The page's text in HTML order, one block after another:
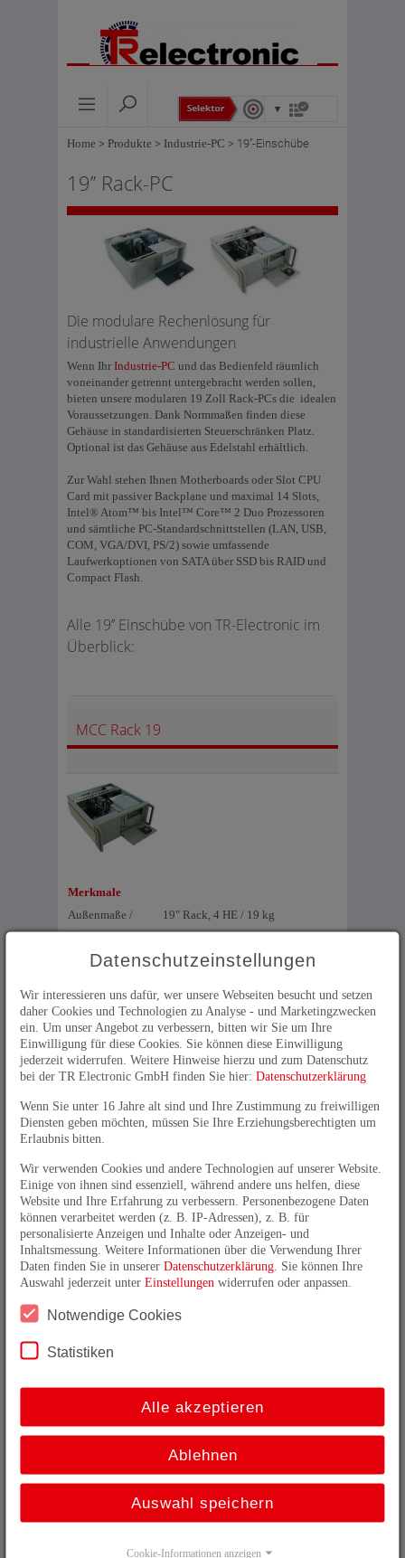
Home > Produkte > Industrie-PC > 19’’-Einschübe
19’’ Rack-PC
Die modulare Rechenlösung für
industrielle Anwendungen
Wenn Ihr Industrie-PC und das Bedienfeld räumlich
voneinander getrennt untergebracht werden sollen,
bieten unsere modularen 19 Zoll Rack-PCs die idealen
Voraussetzungen. Dank Normmaßen finden diese
Gehäuse in standardisierten Steuerschränken Platz.
Optional ist das Gehäuse aus Edelstahl erhältlich.
Zur Wahl stehen Ihnen Motherboards oder Slot CPU
Card mit passiver Backplane und maximal 14 Slots,
Intel® Atom™ bis Intel™ Core™ 2 Duo Prozessoren
und sämtliche PC-Standardschnittstellen (LAN, USB,
COM, VGA/DVI, PS/2) sowie umfassende
Laufwerkoptionen von SATA über SSD bis RAID und
Compact Flash.
Alle 19’’ Einschübe von TR-Electronic im
Überblick:
MCC Rack 19
Merkmale
Außenmaße /
Gewicht
19" Rack, 4 HE / 19 kg
CPU Prozessor
Intel® AtomTM bis Intel® CoreTM
Arbeitsspeicher bis 4 GB
Grafikkarte
bis 2048 x 1536 px
Schnittstellen
LAN, USB, COM, VGA/DVI, PS/2
(Maus/Tastatur), LPT
(PISA / PCI / ISA)
Erweitert: integrierte USV,
integrierbar
Mögliche
Laufwerke
SATA Festplatte, SSD, RAID1, CF-
Card, DVD-RW
Laufwerke teilweise frontseitig
integrierbar
Betriebstemperatur0 ... +50 °C
Stromversorgung 24 VDC, 90 - 240 VAC
Datenblatt
MCC Rack Inox 19 Edelstahlgehäuse
Datenschutzeinstellungen
Wir interessieren uns dafür, wer unsere Webseiten besucht und setzen
daher Cookies und Technologien zu Analyse - und Marketingzwecken
ein. Um unser Angebot zu verbessern, bitten wir Sie um Ihre
Einwilligung für diese Cookies. Sie können diese Einwilligung
jederzeit widerrufen. Weitere Hinweise hierzu und zum Datenschutz
bei der TR Electronic GmbH finden Sie hier:Datenschutzerklärung
Wenn Sie unter 16 Jahre alt sind und Ihre Zustimmung zu freiwilligen
Diensten geben möchten, müssen Sie Ihre Erziehungsberechtigten um
Erlaubnis bitten.
Wir verwenden Cookies und andere Technologien auf unserer Website.
Einige von ihnen sind essenziell, während andere uns helfen, diese
Website und Ihre Erfahrung zu verbessern. Personenbezogene Daten
können verarbeitet werden (z. B. IP-Adressen), z. B. für
personalisierte Anzeigen und Inhalte oder Anzeigen- und
Inhaltsmessung. Weitere Informationen über die Verwendung Ihrer
Daten finden Sie in unsererDatenschutzerklärung . Sie können Ihre
Auswahl jederzeit unterEinstellungen widerrufen oder anpassen.
Notwendige Cookies
Statistiken
Alle akzeptieren
Ablehnen
Auswahl speichern
Cookie-Informationen anzeigen